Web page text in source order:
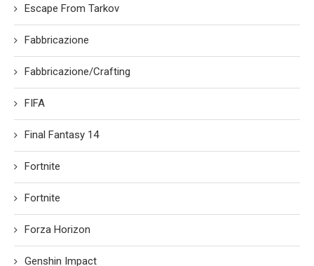
Escape From Tarkov
Fabbricazione
Fabbricazione/Crafting
FIFA
Final Fantasy 14
Fortnite
Fortnite
Forza Horizon
Genshin Impact